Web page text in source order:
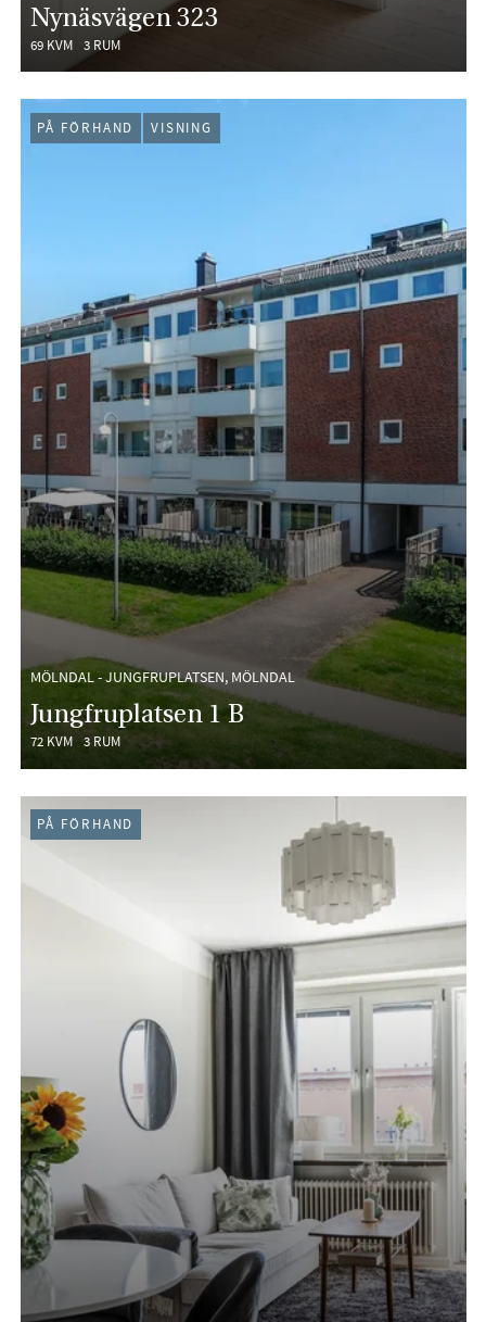
Nynäsvägen 323
69 KVM 3 RUM
MÖLNDAL - JUNGFRUPLATSEN, MÖLNDAL
Jungfruplatsen 1 B
72 KVM 3 RUM
PÅ FÖRHAND VISNING
PÅ FÖRHAND